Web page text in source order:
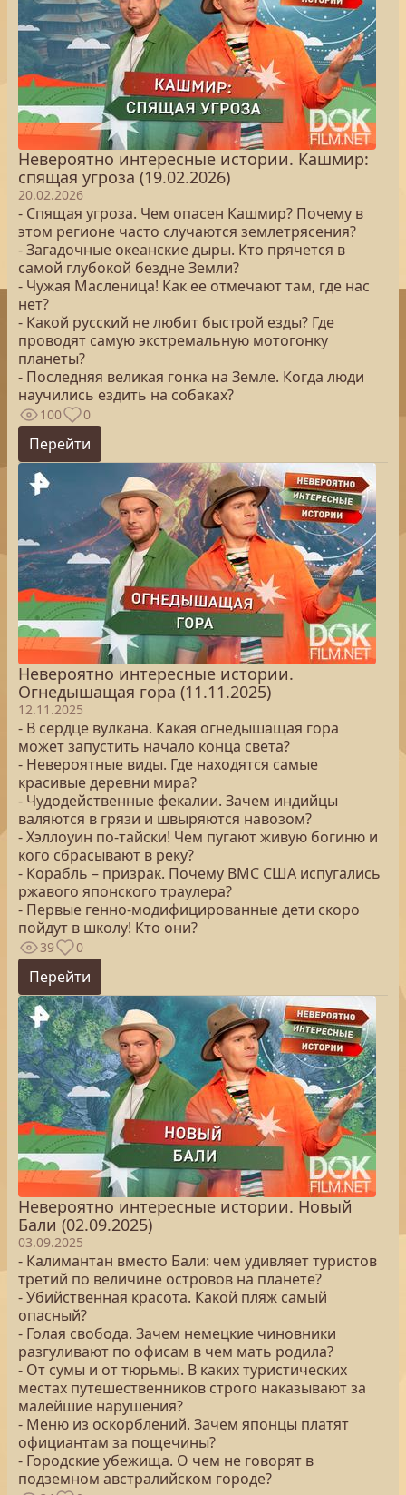
Невероятно интересные истории. Кашмир:
спящая угроза (19.02.2026)
20.02.2026
- Спящая угроза. Чем опасен Кашмир? Почему в
этом регионе часто случаются землетрясения?
- Загадочные океанские дыры. Кто прячется в
самой глубокой бездне Земли?
- Чужая Масленица! Как ее отмечают там, где нас
нет?
- Какой русский не любит быстрой езды? Где
проводят самую экстремальную мотогонку
планеты?
- Последняя великая гонка на Земле. Когда люди
научились ездить на собаках?
100 0
Перейти
Невероятно интересные истории.
Огнедышащая гора (11.11.2025)
12.11.2025
- В сердце вулкана. Какая огнедышащая гора
может запустить начало конца света?
- Невероятные виды. Где находятся самые
красивые деревни мира?
- Чудодейственные фекалии. Зачем индийцы
валяются в грязи и швыряются навозом?
- Хэллоуин по-тайски! Чем пугают живую богиню и
кого сбрасывают в реку?
- Корабль – призрак. Почему ВМС США испугались
ржавого японского траулера?
- Первые генно-модифицированные дети скоро
пойдут в школу! Кто они?
39 0
Перейти
Невероятно интересные истории. Новый
Бали (02.09.2025)
03.09.2025
- Калимантан вместо Бали: чем удивляет туристов
третий по величине островов на планете?
- Убийственная красота. Какой пляж самый
опасный?
- Голая свобода. Зачем немецкие чиновники
разгуливают по офисам в чем мать родила?
- От сумы и от тюрьмы. В каких туристических
местах путешественников строго наказывают за
малейшие нарушения?
- Меню из оскорблений. Зачем японцы платят
официантам за пощечины?
- Городские убежища. О чем не говорят в
подземном австралийском городе?